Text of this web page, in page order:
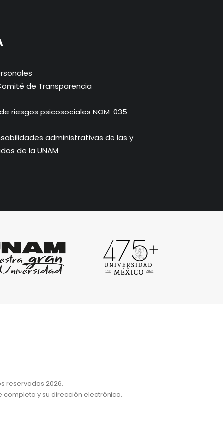
de Transparencia
riesgos psicosociales NOM-035-
administrativas de las y
de la UNAM
reservados 2026.
completa y su dirección electrónica.